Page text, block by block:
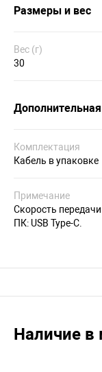
Размеры и вес
Вес (г)
30
Комплектация
Кабель в упаковке
Примечание
Скорость
ПК: USB Type-C.
Наличие в